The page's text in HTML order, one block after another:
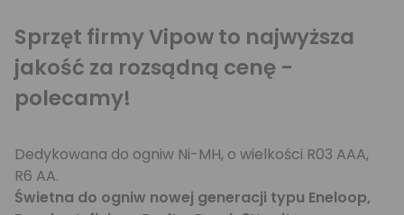
Sprzęt firmy Vipow to najwyższa
jakość za rozsądną cenę -
polecamy!
Dedykowana do ogniw Ni-MH, o wielkości R03 AAA,
R6 AA.
Świetna do ogniw nowej generacji typu Eneloop,